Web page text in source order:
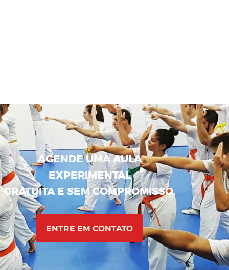
AGENDE UMA AULA
EXPERIMENTAL
GRATUITA E SEM COMPROMISSO.
ENTRE EM CONTATO